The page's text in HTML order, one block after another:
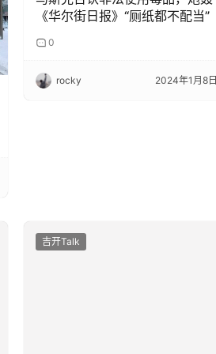
《华尔街日报》“厕纸都不配当”
0
rocky 2024年1月8日
吉开Talk